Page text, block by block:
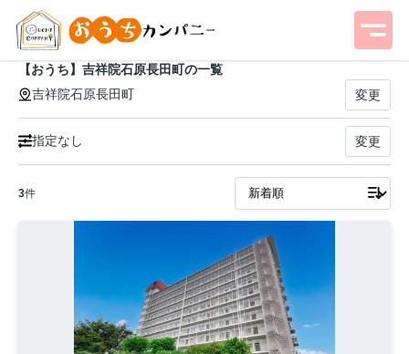
【おうち】吉祥院石原長田町の一覧
吉祥院石原長田町
変更
指定なし 変更
3件